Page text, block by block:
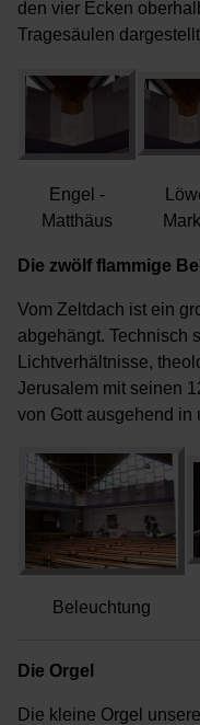
den vier Ecken
Tragesäulen
Engel -
Matthäus
Die zwölf flammige
Vom Zeltdach ist ein
abgehängt. Technisch
Lichtverhältnisse,
Jerusalem mit seinen
von Gott ausgehend in
Beleuchtung
Die Orgel
Die kleine Orgel